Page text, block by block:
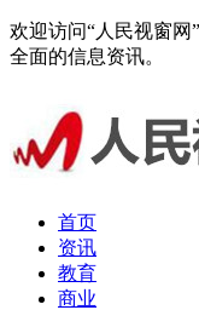
欢迎访问“人民视窗
全面的信息资讯。
首页
资讯
教育
商业